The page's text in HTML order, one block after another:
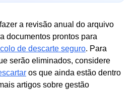
a revisão anual do arquivo
documentos prontos para
de descarte seguro. Para
serão eliminados, considere
os que ainda estão dentro
artigos sobre gestão